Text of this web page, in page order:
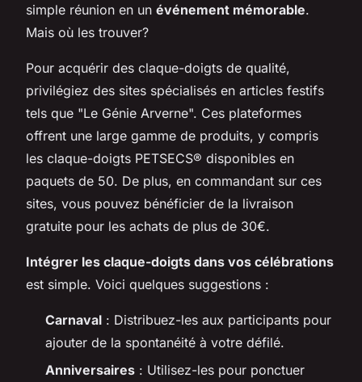
simple réunion en un événement mémorable.
Mais où les trouver?
Pour acquérir des claque-doigts de qualité,
privilégiez des sites spécialisés en articles festifs
tels que "Le Génie Arverne". Ces plateformes
offrent une large gamme de produits, y compris
les claque-doigts PETSECS® disponibles en
paquets de 50. De plus, en commandant sur ces
sites, vous pouvez bénéficier de la livraison
gratuite pour les achats de plus de 30€.
Intégrer les claque-doigts dans vos célébrations
est simple. Voici quelques suggestions :
Carnaval : Distribuez-les aux participants pour
ajouter de la spontanéité à votre défilé.
Anniversaires : Utilisez-les pour ponctuer